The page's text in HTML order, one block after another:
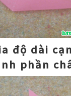
độ dài
phần